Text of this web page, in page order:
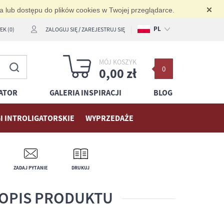
dostępu do plików cookies w Twojej przeglądarce.
(0) ZALOGUJ SIĘ/ZAREJESTRUJ SIĘ PL
DE
GALERIA INSPIRACJI BLOG
0
MÓJ KOSZYK
0,00 zł
INTROLIGATORSKIE WYPRZEDAŻE
ZADAJ PYTANIE DRUKUJ
PRODUKTU